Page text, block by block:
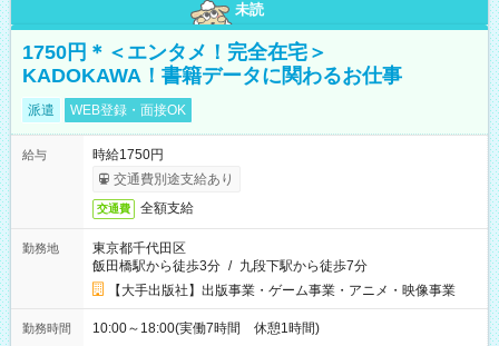
未読
1750円＊＜エンタメ！完全在宅＞
KADOKAWA！書籍データに関わるお仕事
派遣 WEB登録・面接OK
給与
時給1750円
交通費別途支給あり
交通費 全額支給
勤務地
東京都千代田区
飯田橋駅から徒歩3分 / 九段下駅から徒歩7分
【大手出版社】出版事業・ゲーム事業・アニメ・映像事業
勤務時間 10:00～18:00(実働7時間 休憩1時間)